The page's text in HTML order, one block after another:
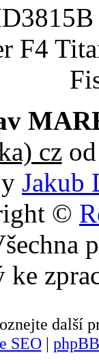
F4
czod
Jakub
©
ke
další
SEO|